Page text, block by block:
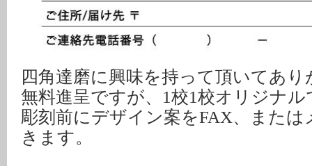
四角達磨に興味を持って頂いてあ
無料進呈ですが、1校1校オリジナ
彫刻前にデザイン案をFAX、また
きます。